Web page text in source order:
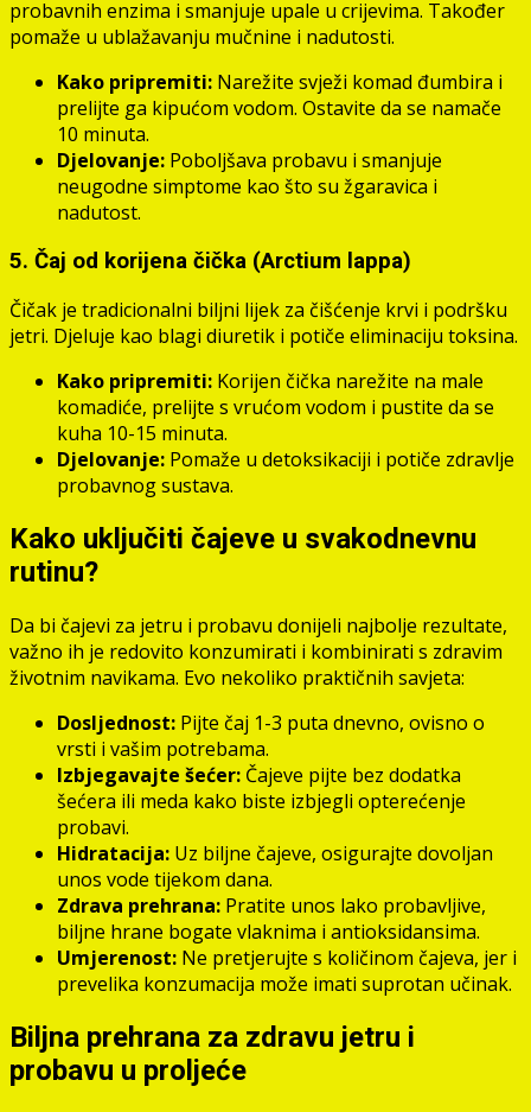
probavnih enzima i smanjuje upale u crijevima. Također
pomaže u ublažavanju mučnine i nadutosti.
Kako pripremiti: Narežite svježi komad đumbira i
prelijte ga kipućom vodom. Ostavite da se namače
10 minuta.
Djelovanje: Poboljšava probavu i smanjuje
neugodne simptome kao što su žgaravica i
nadutost.
5. Čaj od korijena čička (Arctium lappa)
Čičak je tradicionalni biljni lijek za čišćenje krvi i podršku
jetri. Djeluje kao blagi diuretik i potiče eliminaciju toksina.
Kako pripremiti: Korijen čička narežite na male
komadiće, prelijte s vrućom vodom i pustite da se
kuha 10-15 minuta.
Djelovanje: Pomaže u detoksikaciji i potiče zdravlje
probavnog sustava.
Kako uključiti čajeve u svakodnevnu
rutinu?
Da bi čajevi za jetru i probavu donijeli najbolje rezultate,
važno ih je redovito konzumirati i kombinirati s zdravim
životnim navikama. Evo nekoliko praktičnih savjeta:
Dosljednost: Pijte čaj 1-3 puta dnevno, ovisno o
vrsti i vašim potrebama.
Izbjegavajte šećer: Čajeve pijte bez dodatka
šećera ili meda kako biste izbjegli opterećenje
probavi.
Hidratacija: Uz biljne čajeve, osigurajte dovoljan
unos vode tijekom dana.
Zdrava prehrana: Pratite unos lako probavljive,
biljne hrane bogate vlaknima i antioksidansima.
Umjerenost: Ne pretjerujte s količinom čajeva, jer i
prevelika konzumacija može imati suprotan učinak.
Biljna prehrana za zdravu jetru i
probavu u proljeće